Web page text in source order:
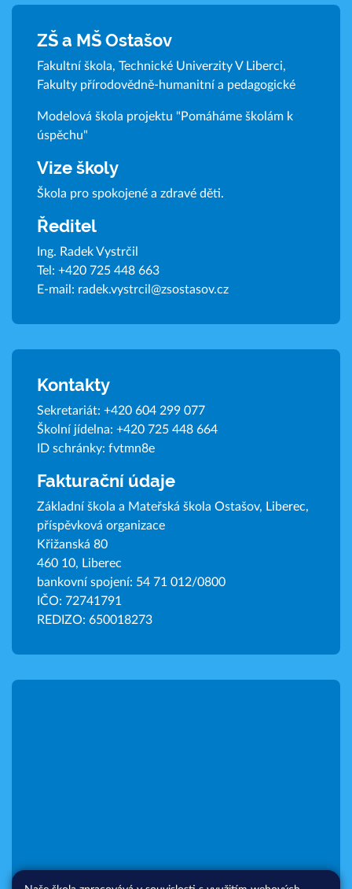
ZŠ a MŠ Ostašov
Fakultní škola, Technické Univerzity V Liberci,
Fakulty přírodovědně-humanitní a pedagogické
Modelová škola projektu "Pomáháme školám k
úspěchu"
Vize školy
Škola pro spokojené a zdravé děti.
Ředitel
Ing. Radek Vystrčil
Tel: +420 725 448 663
E-mail: radek.vystrcil@zsostasov.cz
Kontakty
Sekretariát: +420 604 299 077
Školní jídelna: +420 725 448 664
ID schránky: fvtmn8e
Fakturační údaje
Základní škola a Mateřská škola Ostašov, Liberec,
příspěvková organizace
Křižanská 80
460 10, Liberec
bankovní spojení: 54 71 012/0800
IČO: 72741791
REDIZO: 650018273